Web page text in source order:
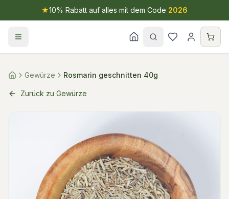
★10% Rabatt auf alles mit dem Code 2026
Gewürze Rosmarin geschnitten 40g
Zurück zu Gewürze